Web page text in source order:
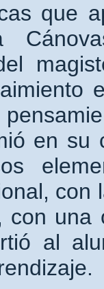
que
en su
con
con una
al